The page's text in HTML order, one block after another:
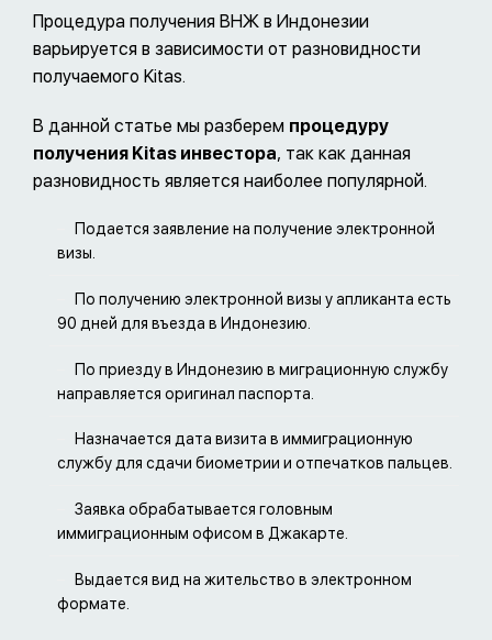
Процедура получения ВНЖ в Индонезии
варьируется в зависимости от разновидности
получаемого Kitas.
В данной статье мы разберем процедуру
получения Kitas инвестора, так как данная
разновидность является наиболее популярной.
Подается заявление на получение электронной
визы.
По получению электронной визы у апликанта есть
90 дней для въезда в Индонезию.
По приезду в Индонезию в миграционную службу
направляется оригинал паспорта.
Назначается дата визита в иммиграционную
службу для сдачи биометрии и отпечатков пальцев.
Заявка обрабатывается головным
иммиграционным офисом в Джакарте.
Выдается вид на жительство в электронном
формате.